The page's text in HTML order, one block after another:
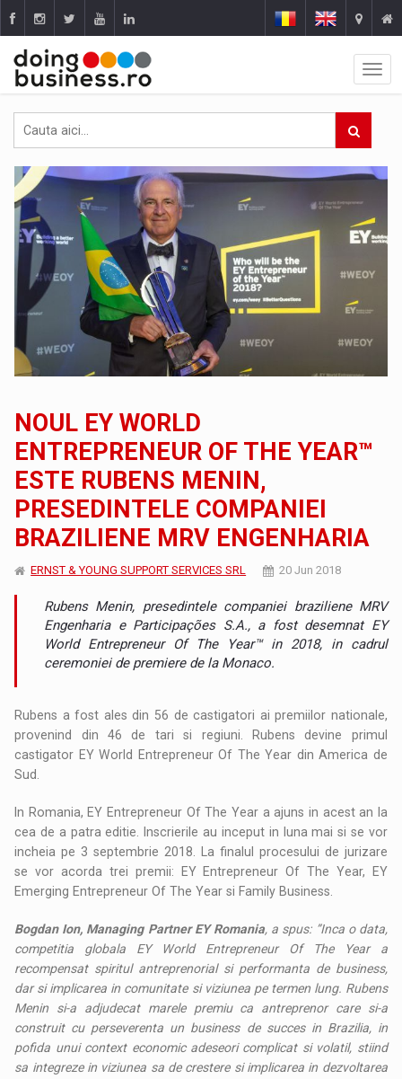
NOUL EY WORLD
ENTREPRENEUR OF THE YEAR™
ESTE RUBENS MENIN,
PRESEDINTELE COMPANIEI
BRAZILIENE MRV ENGENHARIA
ERNST & YOUNG SUPPORT SERVICES SRL 20 Jun 2018
Rubens Menin, presedintele companiei braziliene MRV
Engenharia e Participações S.A., a fost desemnat EY
World Entrepreneur Of The Year™ in 2018, in cadrul
ceremoniei de premiere de la Monaco.
Rubens a fost ales din 56 de castigatori ai premiilor nationale,
provenind din 46 de tari si regiuni. Rubens devine primul
castigator EY World Entrepreneur Of The Year din America de
Sud.
In Romania, EY Entrepreneur Of The Year a ajuns in acest an la
cea de a patra editie. Inscrierile au inceput in luna mai si se vor
incheia pe 3 septembrie 2018. La finalul procesului de jurizare
se vor acorda trei premii: EY Entrepreneur Of The Year, EY
Emerging Entrepreneur Of The Year si Family Business.
Bogdan Ion, Managing Partner EY Romania, a spus: ”Inca o data,
competitia globala EY World Entrepreneur Of The Year a
recompensat spiritul antreprenorial si performanta de business,
dar si implicarea in comunitate si viziunea pe termen lung. Rubens
Menin si-a adjudecat marele premiu ca antreprenor care si-a
construit cu perseverenta un business de succes in Brazilia, in
pofida unui context economic adeseori complicat si volatil, stiind
sa integreze in viziunea sa de crestere si implicarea in dezvoltarea